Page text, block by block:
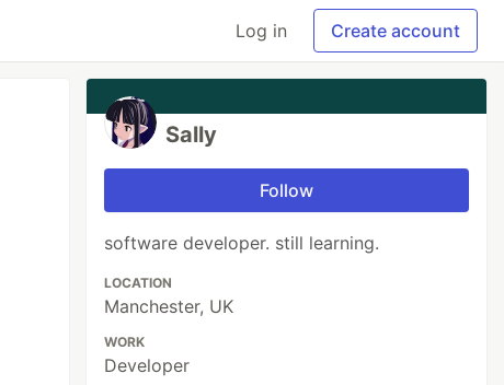
Log in Create account
Sally
Follow
software developer. still learning.
LOCATION
Manchester, UK
WORK
Developer